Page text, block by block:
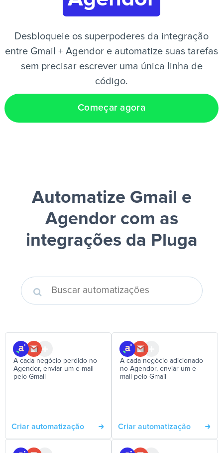
Desbloqueie os superpoderes da integração
entre Gmail + Agendor e automatize suas tarefas
sem precisar escrever uma única linha de
código.
Começar agora
Automatize Gmail e
Agendorcom as
integrações da Pluga
A cada negócio perdido no
Agendor, enviar um e-mail
pelo Gmail
Criar automatização
A cada negócio adicionado
no Agendor, enviar um e-
mail pelo Gmail
Criar automatização